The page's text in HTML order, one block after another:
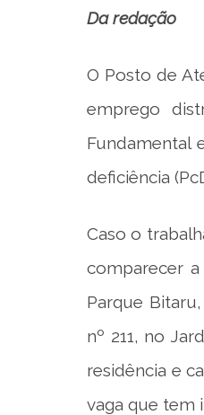
Da redação
O Posto de
emprego
Fundamental
deficiência
Caso o
comparecer
Parque
nº 211, no
residência e
vaga que tem